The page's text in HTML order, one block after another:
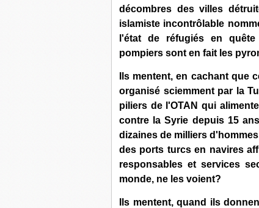
décombres des villes
islamiste incontrôlable
l'état de réfugiés en
pompiers sont en fait les
Ils mentent, en cachant
organisé sciemment par la
piliers de l'OTAN qui
contre la Syrie depuis 15
dizaines de milliers
des ports turcs en navires
responsables et services
monde, ne les voient?
Ils mentent, quand ils